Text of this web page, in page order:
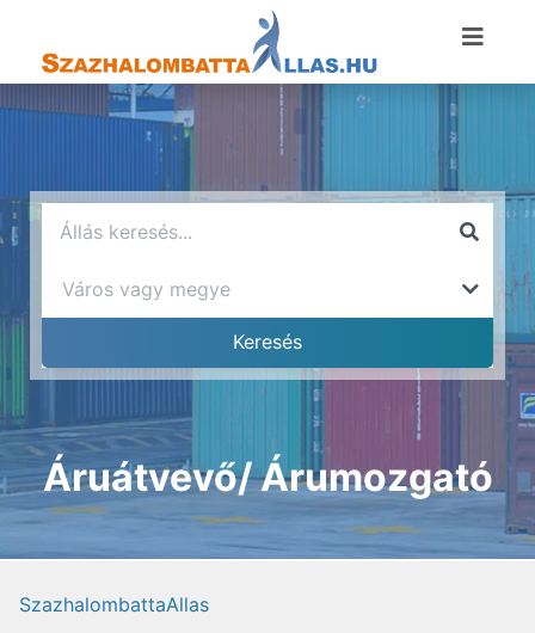
Áruátvevő/ Árumozgató
SzazhalombattaAllas